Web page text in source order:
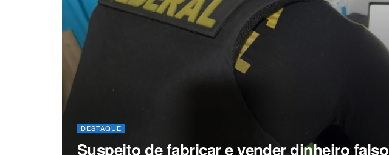
DESTAQUE
Suspeito de fabricar e vender dinheiro falso